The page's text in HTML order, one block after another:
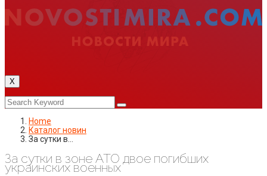
X
Home
Каталог новин
За сутки в…
За сутки в зоне АТО двое погибших
украинских военных